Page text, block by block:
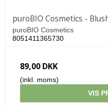
puroBIO Cosmetics -
puroBIO Cosmetics
8051411365730
89,00 DKK
(inkl. moms)
VIS